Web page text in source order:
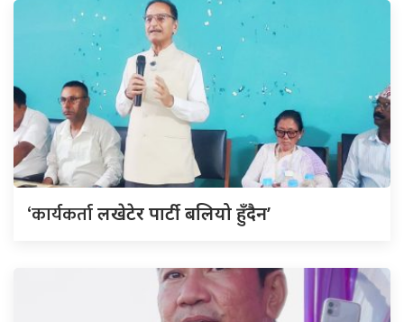
‘कार्यकर्तालखेटेर पार्टी बलियो हुँदैन’